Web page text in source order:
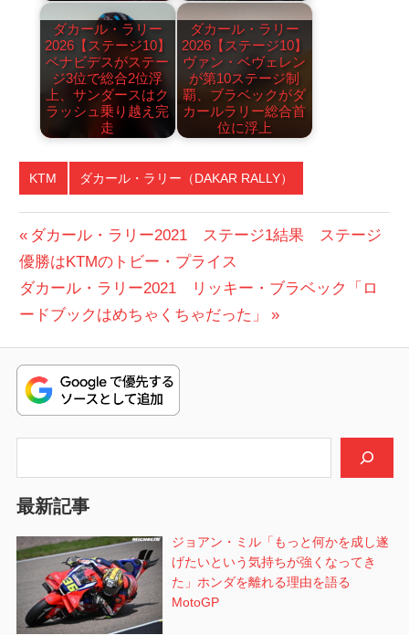
ダカール・ラリー
2026【ステージ10】
ベナビデスがステー
ジ3位で総合2位浮
上、サンダースはク
ラッシュ乗り越え完
走
ダカール・ラリー
2026【ステージ10】
ヴァン・ベヴェレン
が第10ステージ制
覇、ブラベックがダ
カールラリー総合首
位に浮上
KTM ダカール・ラリー（DAKAR RALLY）
投
稿
ナ
ビ
ゲ
ー
ン
前
の
投
稿:
ダカール・ラリー2021 ステージ1結果 ステージ
優勝はKTMのトビー・プライス
次
の
稿:
ダカール・ラリー2021 リッキー・ブラベック「ロ
ードブックはめちゃくちゃだった」
最新記事
ジョアン・ミル「もっと何かを成し遂
げたいという気持ちが強くなってき
た」ホンダを離れる理由を語る
MotoGP